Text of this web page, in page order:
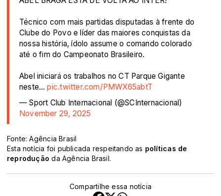
Técnico com mais partidas disputadas à frente do
Clube do Povo e líder das maiores conquistas da
nossa história, ídolo assume o comando colorado
até o fim do Campeonato Brasileiro.
Abel iniciará os trabalhos no CT Parque Gigante
neste…pic.twitter.com/PMWX65abtT
— Sport Club Internacional (@SCInternacional)
November 29, 2025
Fonte: Agência Brasil
Esta notícia foi publicada respeitando as políticas de
reprodução da Agência Brasil.
Compartilhe essa notícia